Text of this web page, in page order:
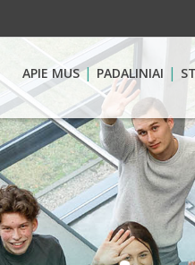
APIE MUS PADALINIAI